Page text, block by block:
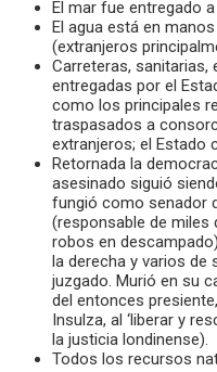
El mar fue entregado
El agua está en
(extranjeros
Carreteras, sanitarias,
entregadas por el
como los principales
traspasados a
extranjeros; el Estado
Retornada la
asesinado siguió
fungió como senador
(responsable de
robos en
la derecha y varios de
juzgado. Murió en su
del entonces
Insulza, al ‘liberar y
la justicia londinense).
Todos los recursos